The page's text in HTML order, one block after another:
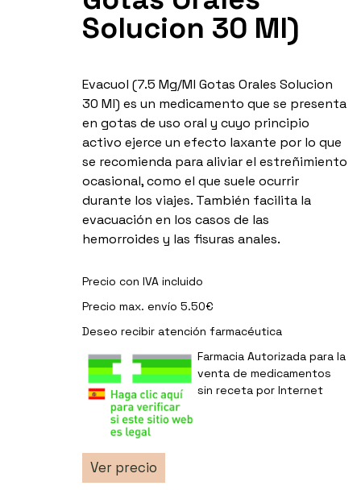
Solucion 30 Ml)
Evacuol (7.5 Mg/Ml Gotas Orales Solucion
30 Ml) es un medicamento que se presenta
en gotas de uso oral y cuyo principio
activo ejerce un efecto laxante por lo que
se recomienda para aliviar el estreñimiento
ocasional, como el que suele ocurrir
durante los viajes. También facilita la
evacuación en los casos de las
hemorroides y las fisuras anales.
Precio con IVA incluido
Precio max. envío 5.50€
Deseo recibir atención farmacéutica
Farmacia Autorizada para la
venta de medicamentos
sin receta por Internet
Ver precio